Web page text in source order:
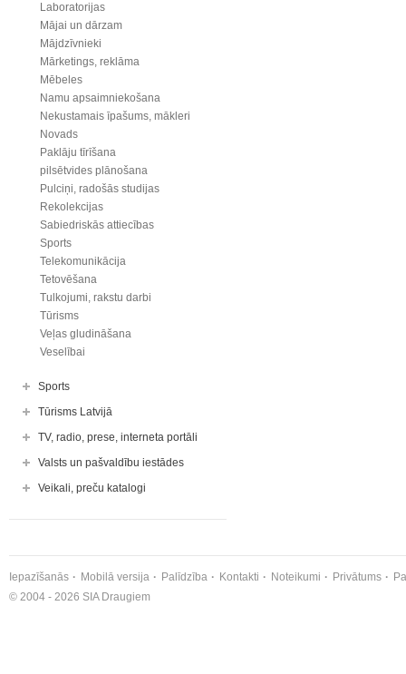
Laboratorijas
Mājai un dārzam
Mājdzīvnieki
Mārketings, reklāma
Mēbeles
Namu apsaimniekošana
Nekustamais īpašums, mākleri
Novads
Paklāju tīrīšana
pilsētvides plānošana
Pulciņi, radošās studijas
Rekolekcijas
Sabiedriskās attiecības
Sports
Telekomunikācija
Tetovēšana
Tulkojumi, rakstu darbi
Tūrisms
Veļas gludināšana
Veselībai
Sports
Tūrisms Latvijā
TV, radio, prese, interneta portāli
Valsts un pašvaldību iestādes
Veikali, preču katalogi
Iepazīšanās Mobilā versija Palīdzība Kontakti Noteikumi Privātums
© 2004 - 2026 SIA Draugiem